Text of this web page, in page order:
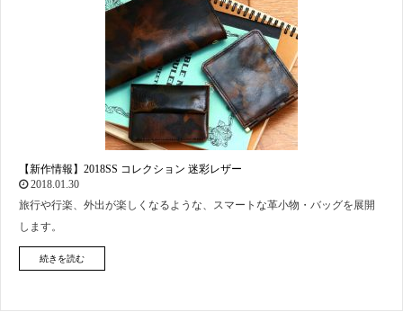
【新作情報】2018SS コレクション 迷彩レザー
2018.01.30
旅行や行楽、外出が楽しくなるような、スマートな革小物・バッグを展開
します。
続きを読む